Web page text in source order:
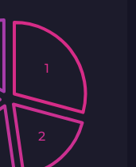
1
2